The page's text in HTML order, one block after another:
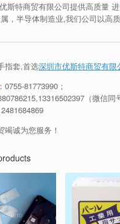
斯特商贸有限公司提供高质量
，半导体制造业,我们公司以高
指套,首选深圳市优斯特商贸有限
： 0755-81773990 ；
,13316502397（微信同
竭诚为您服务！